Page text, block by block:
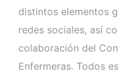
distintos elementos
redes sociales, así
colaboración del
Enfermeras. Todos